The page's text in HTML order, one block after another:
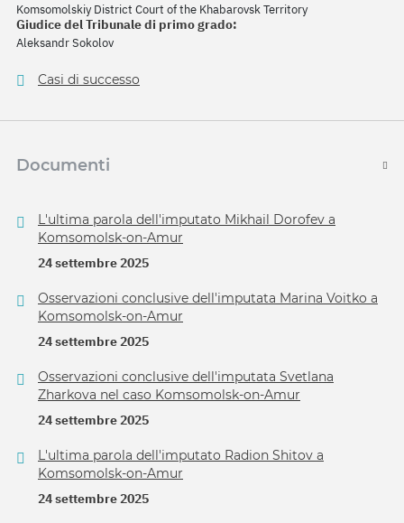
Komsomolskiy District Court of the Khabarovsk Territory
Giudice del Tribunale di primo grado:
Aleksandr Sokolov
Casi di successo
Documenti
L'ultima parola dell'imputato Mikhail Dorofev a
Komsomolsk-on-Amur
24 settembre 2025
Osservazioni conclusive dell'imputata Marina Voitko a
Komsomolsk-on-Amur
24 settembre 2025
Osservazioni conclusive dell'imputata Svetlana
Zharkova nel caso Komsomolsk-on-Amur
24 settembre 2025
L'ultima parola dell'imputato Radion Shitov a
Komsomolsk-on-Amur
24 settembre 2025